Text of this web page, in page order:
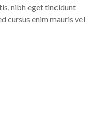
nibh eget tincidunt
cursus enim mauris vel